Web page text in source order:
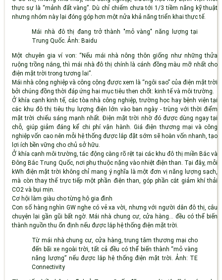
thực sự là “mảnh đất vàng”. Dù chỉ chiếm chưa tới 1/3 tiềm năng kỹ thuật
nhưng nhóm này lại đóng góp hơn một nửa khả năng triển khai thực tế.
Mái nhà đô thị đang trở thành "mỏ vàng" năng lượng tại
Trung Quốc. Ảnh: Baidu
Một chuyên gia ví von: “Nếu mái nhà nông thôn giống như những thửa
ruộng trồng nắng, thì mái nhà đô thị chính là cánh đồng màu mỡ nhất cho
điện mặt trời trong tương lai”.
Mái nhà công nghiệp và công cộng được xem là “ngôi sao” của điện mặt trời
bởi chúng đồng thời đáp ứng hai mục tiêu then chốt: kinh tế và môi trường.
Ở khía cạnh kinh tế, các tòa nhà công nghiệp, trường học hay bệnh viện tại
các khu đô thị tiêu thụ lượng điện lớn vào ban ngày - trùng với thời điểm
mặt trời chiếu sáng mạnh nhất. Điện mặt trời nhờ đó được dùng ngay tại
chỗ, giúp giảm đáng kể chi phí vận hành. Giá điện thương mại và công
nghiệp vốn cao nên mỗi hệ thống được lắp đặt sớm sẽ hoàn vốn nhanh, tạo
lợi ích bền vững cho chủ sở hữu.
Ở khía cạnh môi trường, tác động càng rõ rệt tại các khu đô thị miền Bắc và
Đông Bắc Trung Quốc, nơi phụ thuộc nặng vào nhiệt điện than. Tại đây, mỗi
kWh điện mặt trời không chỉ mang ý nghĩa là một đơn vị năng lượng sạch,
mà còn thay thế trực tiếp một phần điện than, góp phần cắt giảm khí thải
CO2 và bụi mịn.
Cơ hội làm giàu cho từng hộ gia đình
Con số hàng nghìn GW nghe có vẻ xa vời, nhưng với người dân đô thị, câu
chuyện lại gần gũi bất ngờ. Mái nhà chung cư, cửa hàng... đều có thể biến
thành nguồn thu ổn định nếu được lắp hệ thống điện mặt trời.
Từ mái nhà chung cư, cửa hàng, trung tâm thương mại cho
đến bãi xe ngoài trời, tất cả đều có thể biến thành “mỏ vàng
năng lượng” nếu được lắp hệ thống điện mặt trời. Ảnh: TE
Connectivity